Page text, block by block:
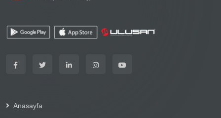
Anasayfa